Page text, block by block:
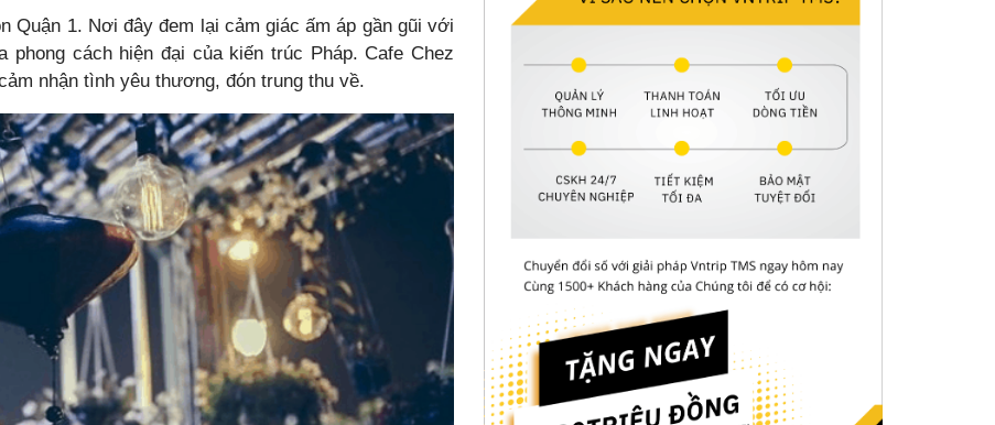
Quận 1. Nơi đây đem lại cảm giác ấm áp gần gũi với
cách hiện đại của kiến trúc Pháp. Cafe Chez
nhận tình yêu thương, đón trung thu về.